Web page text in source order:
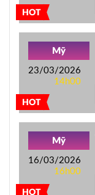
HOT
HOT
Mỹ
23/03/2026
14h00
HOT
Mỹ
16/03/2026
16h00